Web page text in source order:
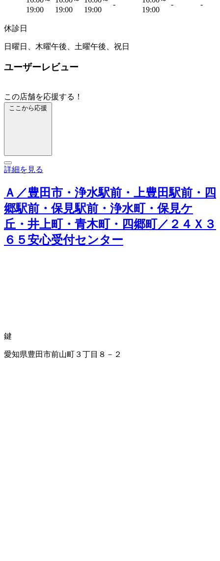
19:00
19:00
19:00
-
19:00
- -
休診日
日曜日、木曜午後、土曜午後、祝日
ユーザーレビュー
この店舗を応援する！
ここから応援
詳細を見る
Ａ／豊田市・浄水駅前・上豊田駅前・四
郷駅前・保見駅前・浄水町・保見ケ
丘・井上町・青木町・四郷町／２４Ｘ３
６５安心受付センター
鍵
愛知県豊田市前山町３丁目８－２